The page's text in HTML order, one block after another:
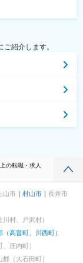
紹介します。
の転職・求人
上山市 村山市
長井市
村、戸沢村）
（高畠町、川西町）
庄内町）
郡（大石田町）